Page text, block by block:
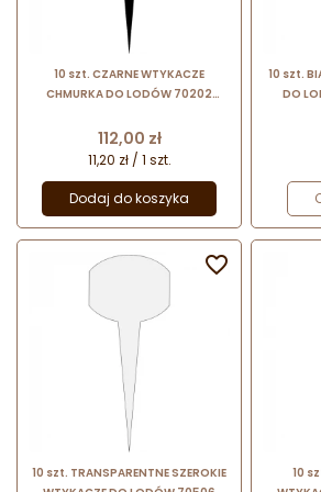
10 szt. CZARNE WTYKACZE
CHMURKA DO LODÓW 70202
smaków lodów w witrynie
Cena
112,00 zł
11,20 zł / 1 szt.
Dodaj do koszyka
10 szt.
DO
10 szt. TRANSPARENTNE SZEROKIE

10